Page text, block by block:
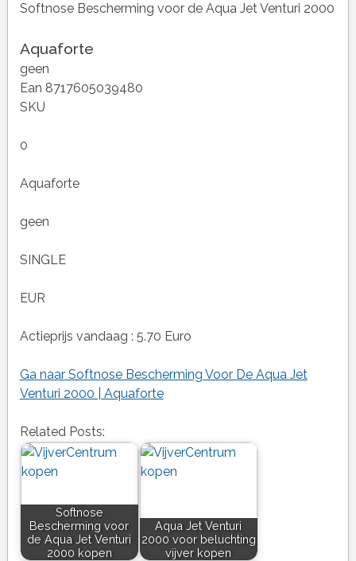
Softnose Bescherming voor de Aqua Jet Venturi 2000
Aquaforte
geen
Ean 8717605039480
SKU
0
Aquaforte
geen
SINGLE
EUR
Actieprijs vandaag : 5.70 Euro
Ga naar Softnose Bescherming Voor De Aqua Jet
Venturi 2000 | Aquaforte
Related Posts:
Softnose
Bescherming voor
de Aqua Jet Venturi
2000 kopen
Aqua Jet Venturi
2000 voor beluchting
vijver kopen